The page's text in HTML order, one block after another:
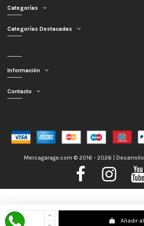
Nos encontramos de Vacaciones, no obstante
despacharán con normalidad; usted puede hacer su
Añadir
Categorías
Categorías Destacadas
Información
Contacto
Mercagarage.com © 2016 - 2026 |